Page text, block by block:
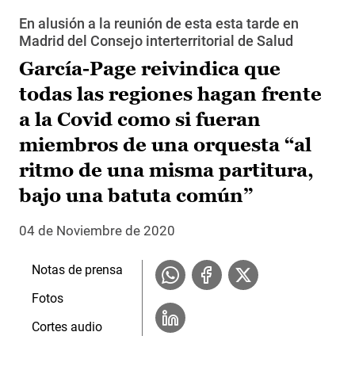
En alusión a la reunión de esta esta tarde en
Madrid del Consejo interterritorial de Salud
García-Page reivindica que
todas las regiones hagan frente
a la Covid como si fueran
miembros de una orquesta “al
ritmo de una misma partitura,
bajo una batuta común”
04 de Noviembre de 2020
Notas de prensa
Fotos
Cortes audio